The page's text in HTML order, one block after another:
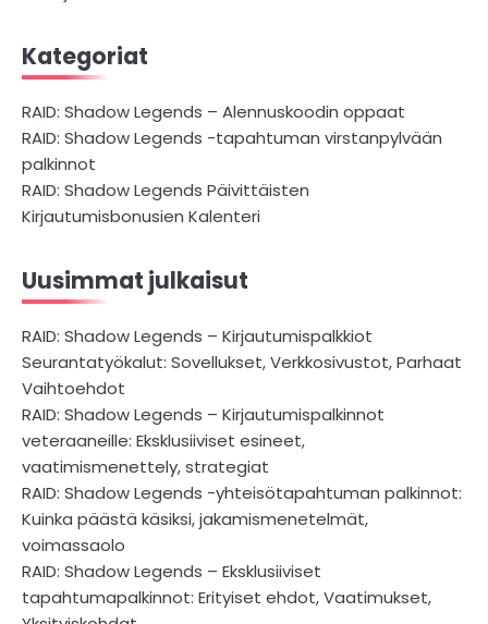
Kategoriat
RAID: Shadow Legends – Alennuskoodin oppaat
RAID: Shadow Legends -tapahtuman virstanpylvään
palkinnot
RAID: Shadow Legends Päivittäisten
Kirjautumisbonusien Kalenteri
Uusimmat julkaisut
RAID: Shadow Legends – Kirjautumispalkkiot
Seurantatyökalut: Sovellukset, Verkkosivustot, Parhaat
Vaihtoehdot
RAID: Shadow Legends – Kirjautumispalkinnot
veteraaneille: Eksklusiiviset esineet,
vaatimismenettely, strategiat
RAID: Shadow Legends -yhteisötapahtuman palkinnot:
Kuinka päästä käsiksi, jakamismenetelmät,
voimassaolo
RAID: Shadow Legends – Eksklusiiviset
tapahtumapalkinnot: Erityiset ehdot, Vaatimukset,